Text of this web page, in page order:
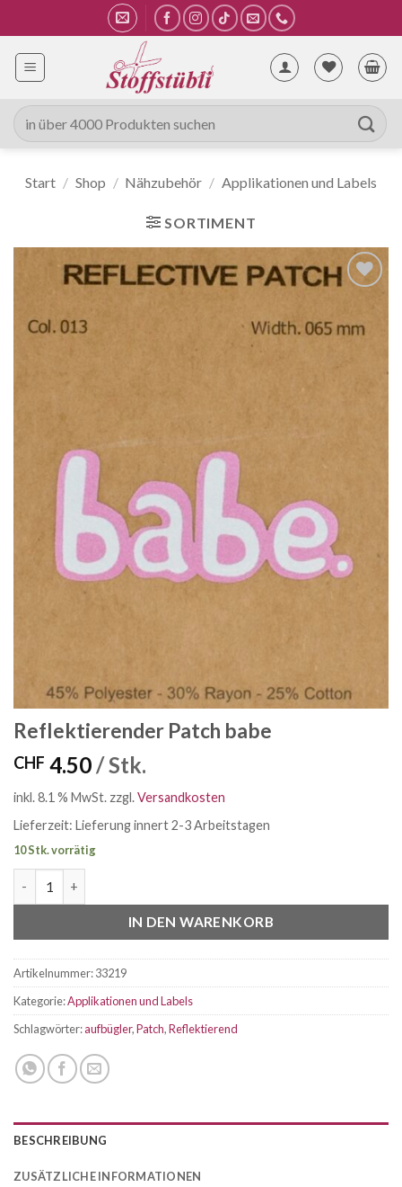
Inhalt
springen
Suche
nach:
Start / Shop / Nähzubehör / Applikationen und Labels
SORTIMENT
Wunschliste
Reflektierender Patch babe
CHF 4.50/ Stk.
inkl. 8.1 % MwSt. zzgl.Versandkosten
Lieferzeit: Lieferung innert 2-3 Arbeitstagen
10 Stk. vorrätig
IN DEN WARENKORB
Artikelnummer:33219
Kategorie:Applikationen und Labels
Schlagwörter:aufbügler,Patch,Reflektierend
BESCHREIBUNG
ZUSÄTZLICHE INFORMATIONEN